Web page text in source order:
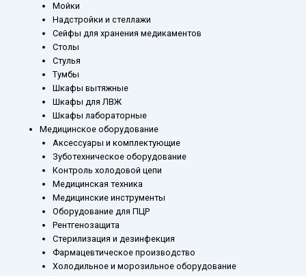
Мойки
Надстройки и стеллажи
Сейфы для хранения медикаментов
Столы
Стулья
Тумбы
Шкафы вытяжные
Шкафы для ЛВЖ
Шкафы лабораторные
Медицинское оборудование
Аксессуары и комплектующие
Зуботехническое оборудование
Контроль холодовой цепи
Медицинская техника
Медицинские инструменты
Оборудование для ПЦР
Рентгенозащита
Стерилизация и дезинфекция
Фармацевтическое производство
Холодильное и морозильное оборудование